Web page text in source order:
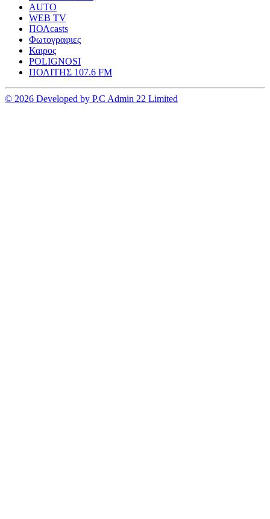
AUTO
WEB TV
ΠΟΛcasts
Φωτογραφιες
Καιρος
POLIGNOSI
ΠΟΛΙΤΗΣ 107.6 FM
© 2026 Developed by P.C Admin 22 Limited